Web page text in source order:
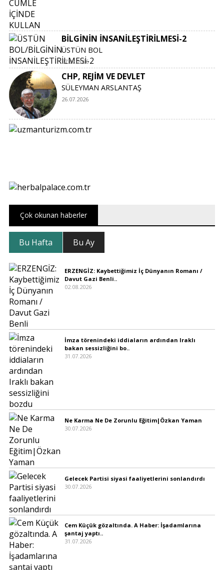
BİLGİNİN İNSANİLEŞTİRİLMESİ-2
ÜSTÜN BOL
27.07.2026
CHP, REJİM VE DEVLET
SÜLEYMAN ARSLANTAŞ
26.07.2026
Çok okunan haberler
Bu Hafta Bu Ay
ERZENGİZ: Kaybettiğimiz İç Dünyanın Romanı /
Davut Gazi Benli..
02.08.2026
İmza törenindeki iddiaların ardından Iraklı
bakan sessizliğini bo..
31.07.2026
Ne Karma Ne De Zorunlu Eğitim|Özkan Yaman
30.07.2026
Gelecek Partisi siyasi faaliyetlerini sonlandırdı
30.07.2026
Cem Küçük gözaltında. A Haber: İşadamlarına
şantaj yaptı..
31.07.2026